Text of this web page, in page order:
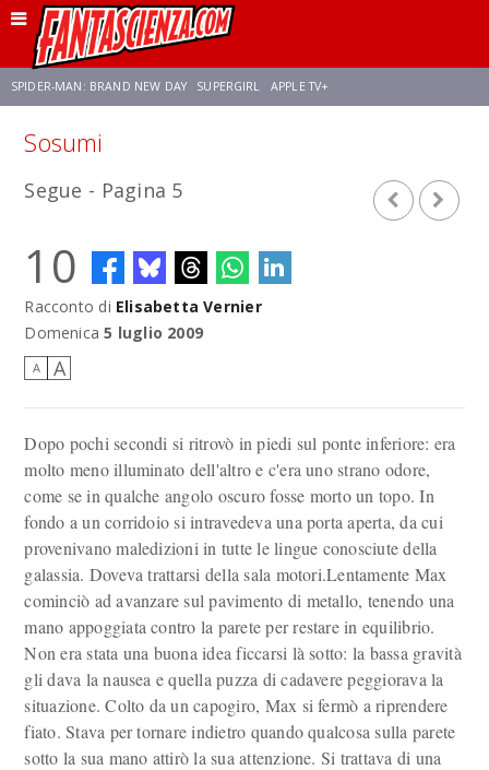
SPIDER-MAN: BRAND NEW DAY SUPERGIRL APPLE TV+
Sosumi
Segue - Pagina 5
10
Racconto di Elisabetta Vernier
Domenica 5 luglio 2009
A A
Dopo pochi secondi si ritrovò in piedi sul ponte inferiore: era
molto meno illuminato dell'altro e c'era uno strano odore,
come se in qualche angolo oscuro fosse morto un topo. In
fondo a un corridoio si intravedeva una porta aperta, da cui
provenivano maledizioni in tutte le lingue conosciute della
galassia. Doveva trattarsi della sala motori.Lentamente Max
cominciò ad avanzare sul pavimento di metallo, tenendo una
mano appoggiata contro la parete per restare in equilibrio.
Non era stata una buona idea ficcarsi là sotto: la bassa gravità
gli dava la nausea e quella puzza di cadavere peggiorava la
situazione. Colto da un capogiro, Max si fermò a riprendere
fiato. Stava per tornare indietro quando qualcosa sulla parete
sotto la sua mano attirò la sua attenzione. Si trattava di una